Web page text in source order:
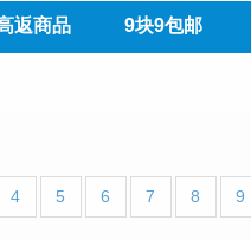
返商品 9块9包邮
4 5 6 7 8 9